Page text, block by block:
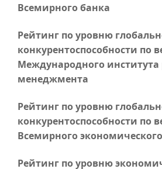
Всемирного банка
Рейтинг по уровню
конкурентоспособности по
Международного института
менеджмента
Рейтинг по уровню
конкурентоспособности по
Всемирного
Рейтинг по уровню